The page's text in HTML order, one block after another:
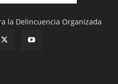
la Delincuencia Organizada